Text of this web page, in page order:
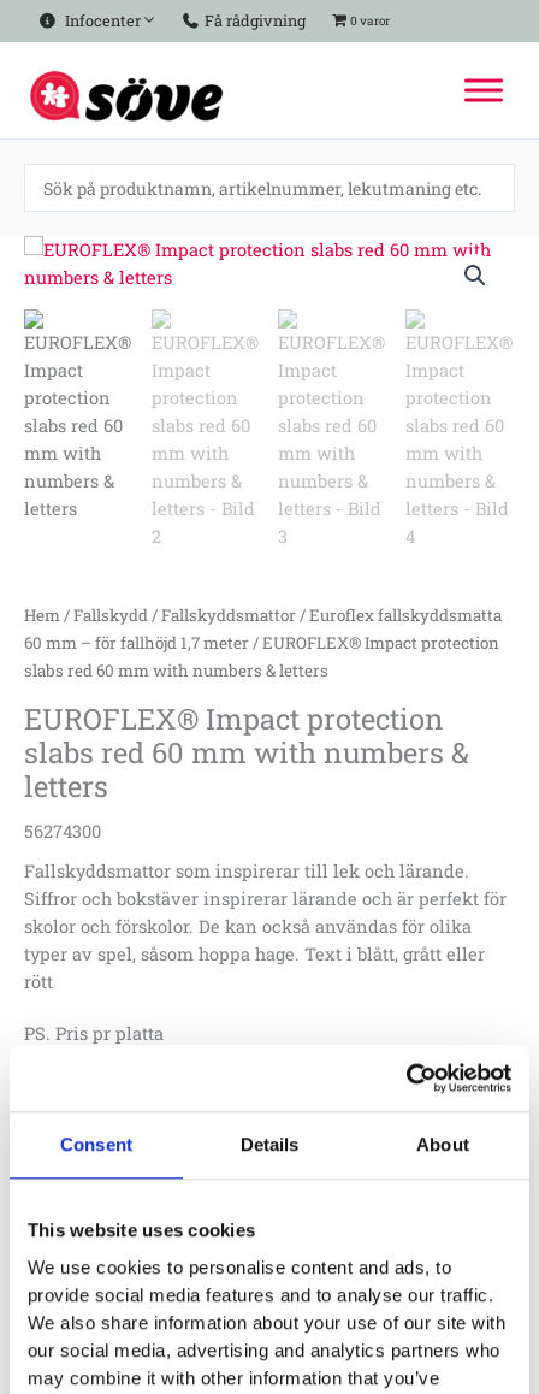
Consent Details About
This website uses cookies
We use cookies to personalise content and ads, to
provide social media features and to analyse our traffic.
We also share information about your use of our site with
our social media, advertising and analytics partners who
may combine it with other information that you’ve
Hoppa
till
innehåll
Infocenter Få rådgivning 0 varor
Hem/Fallskydd/Fallskyddsmattor/Euroflex fallskyddsmatta
60 mm – för fallhöjd 1,7 meter/ EUROFLEX® Impact protection
slabs red 60 mm with numbers & letters
EUROFLEX® Impact protection
slabs red 60 mm with numbers &
letters
56274300
Fallskyddsmattor som inspirerar till lek och lärande.
Siffror och bokstäver inspirerar lärande och är perfekt för
skolor och förskolor. De kan också användas för olika
typer av spel, såsom hoppa hage. Text i blått, grått eller
rött
PS. Pris pr platta
EUROFLEX®
Impact
protection
slabs
red
mm
numbers
&
Lägg till i offertförfrågan
0,5 x 0,5 x 0.06 m
1,7 m